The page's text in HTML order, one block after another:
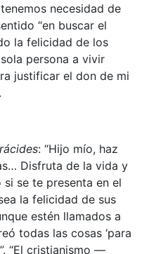
necesidad de
“en buscar el
la felicidad de los
persona a vivir
justificar el don de mi
: “Hijo mío, haz
Disfruta de la vida y
se te presenta en el
la felicidad de sus
estén llamados a
todas las cosas ‘para
“El cristianismo —